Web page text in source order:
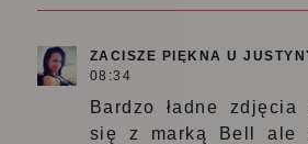
ZACISZE PIĘKNA U
08:34
Bardzo ładne
się z marką Bell ale